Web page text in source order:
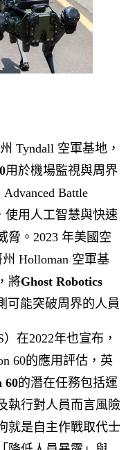
Tyndall 空軍基地，
用於機場監視與周界
Battle
使用人工智慧與快速
脅。2023 年美國空
Holloman 空軍基
將Ghost Robotics
可能突破周界的人員
在2022年也宣布，
60的應用評估，英
60的潛在任務包括運
執行對人員而言風險
就是自主作戰取代士